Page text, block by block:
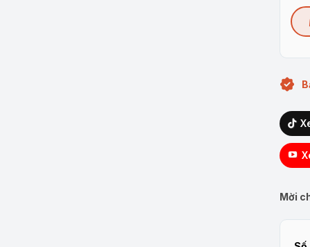
Mời